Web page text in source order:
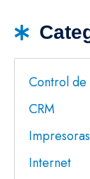
Control
CRM
Impresoras
Internet